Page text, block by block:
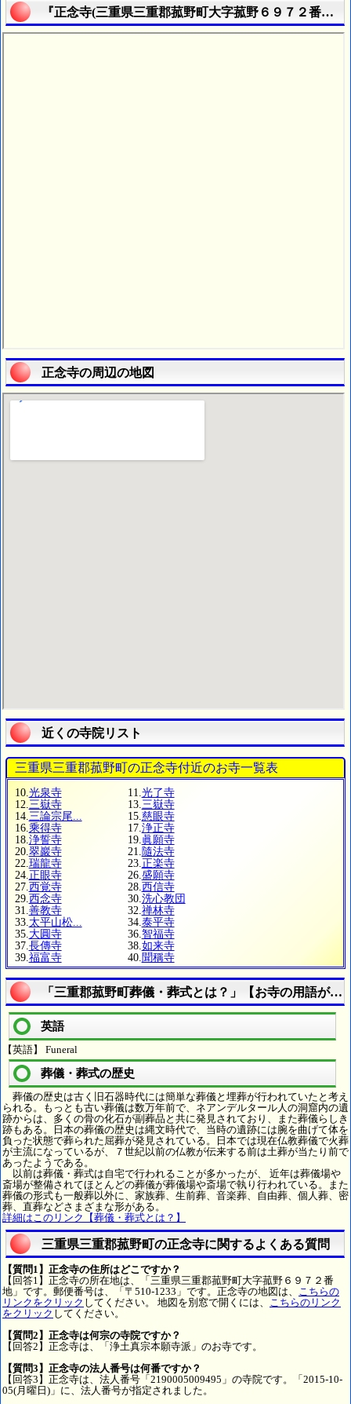
『正念寺(三重県三重郡菰野町大字菰野６９７２番地)
正念寺の周辺の地図
近くの寺院リスト
三重県三重郡菰野町の正念寺付近のお寺一覧表
10. 光泉寺 11. 光了寺
12. 三嶽寺 13. 三嶽寺
14. 三論宗尾... 15. 慈眼寺
16. 乘得寺 17. 浄正寺
18. 浄誓寺 19. 眞願寺
20. 翠巖寺 21. 隨法寺
22. 瑞龍寺 23. 正楽寺
24. 正眼寺 26. 盛願寺
27. 西覚寺 28. 西信寺
29. 西念寺 30. 洗心教団
31. 善教寺 32. 禅林寺
33. 太平山松... 34. 泰平寺
35. 大圓寺 36. 智福寺
37. 長傳寺 38. 如来寺
39. 福富寺 40. 聞稱寺
「三重郡菰野町葬儀・葬式とは？」【お寺の用語がわ
英語
【英語】 Funeral
葬儀・葬式の歴史
葬儀の歴史は古く旧石器時代には簡単な葬儀と埋葬が行われていたと考え
られる。もっとも古い葬儀は数万年前で、ネアンデルタール人の洞窟内の遺
跡からは、多くの骨の化石が副葬品と共に発見されており、また葬儀らしき
跡もある。日本の葬儀の歴史は縄文時代で、当時の遺跡には腕を曲げて体を
負った状態で葬られた屈葬が発見されている。日本では現在仏教葬儀で火葬
が主流になっているが、７世紀以前の仏教が伝来する前は土葬が当たり前で
あったようである。
以前は葬儀・葬式は自宅で行われることが多かったが、 近年は葬儀場や
斎場が整備されてほとんどの葬儀が葬儀場や斎場で執り行われている。また
葬儀の形式も一般葬以外に、家族葬、生前葬、音楽葬、自由葬、個人葬、密
葬、直葬などさまざまな形がある。
詳細はこのリンク【葬儀・葬式とは？】
三重県三重郡菰野町の正念寺に関するよくある質問
【質問1】正念寺の住所はどこですか？
【回答1】正念寺の所在地は、「三重県三重郡菰野町大字菰野６９７２番
地」です。郵便番号は、「〒510-1233」です。正念寺の地図は、 こちらの
リンクをクリック してください。 地図を別窓で開くには、 こちらのリンク
をクリック してください。
【質問2】正念寺は何宗の寺院ですか？
【回答2】正念寺は、「浄土真宗本願寺派」のお寺です。
【質問3】正念寺の法人番号は何番ですか？
【回答3】正念寺は、法人番号「2190005009495」の寺院です。「2015-10-
05(月曜日)」に、法人番号が指定されました。